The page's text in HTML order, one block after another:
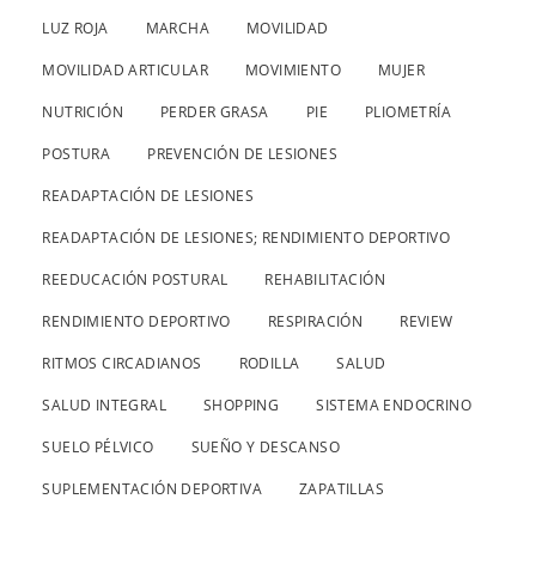
LUZ ROJA MARCHA MOVILIDAD
MOVILIDAD ARTICULAR MOVIMIENTO MUJER
NUTRICIÓN PERDER GRASA PIE PLIOMETRÍA
POSTURA PREVENCIÓN DE LESIONES
READAPTACIÓN DE LESIONES
READAPTACIÓN DE LESIONES; RENDIMIENTO DEPORTIVO
REEDUCACIÓN POSTURAL REHABILITACIÓN
RENDIMIENTO DEPORTIVO RESPIRACIÓN REVIEW
RITMOS CIRCADIANOS RODILLA SALUD
SALUD INTEGRAL SHOPPING SISTEMA ENDOCRINO
SUELO PÉLVICO SUEÑO Y DESCANSO
SUPLEMENTACIÓN DEPORTIVA ZAPATILLAS